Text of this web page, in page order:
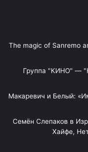
"The magic of Sanremo
Группа "КИНО" —
Макаревич и Белый:
Семён Слепаков в
Хайфе,